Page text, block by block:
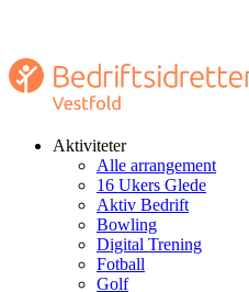
Aktiviteter
Alle arrangement
16 Ukers Glede
Aktiv Bedrift
Bowling
Digital Trening
Fotball
Golf